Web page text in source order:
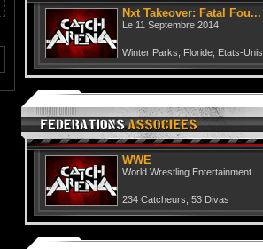
Nxt Takeover: Fatal Fou...
Le 11 Septembre 2014
Winter Parks, Floride, Etats-Unis
WWE
World Wrestling Entertainment
234 Catcheurs 53 Divas